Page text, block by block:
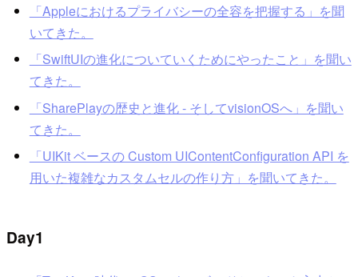
「Appleにおけるプライバシーの全容を把握する」を聞
いてきた。
「SwiftUIの進化についていくためにやったこと」を聞い
てきた。
「SharePlayの歴史と進化 - そしてvisionOSへ」を聞い
てきた。
「UIKit ベースの Custom UIContentConfiguration API を
用いた複雑なカスタムセルの作り方」を聞いてきた。
Day1